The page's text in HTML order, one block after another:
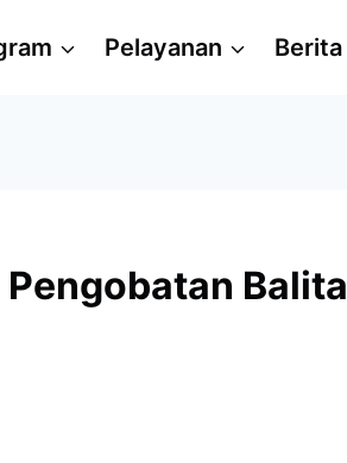
Pelayanan Berita
Balita